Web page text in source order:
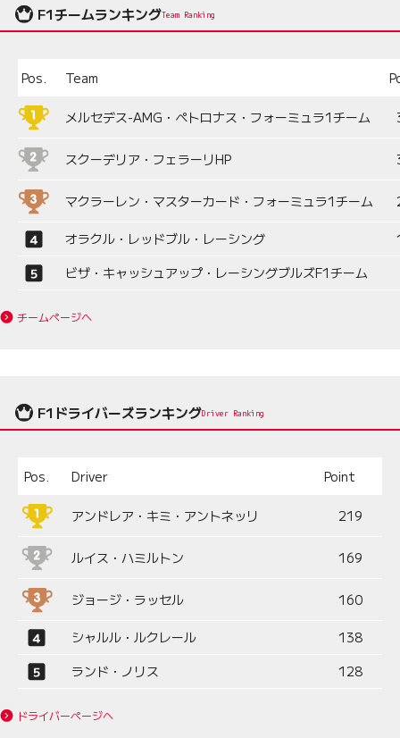
F1チームランキングTeam Ranking
Pos. Team
メルセデス-AMG・ペトロナス・フォーミュラ1チーム
スクーデリア・フェラーリHP
マクラーレン・マスターカード・フォーミュラ1チーム
オラクル・レッドブル・レーシング
ビザ・キャッシュアップ・レーシングブルズF1チーム
チームページへ
F1ドライバーズランキングDriver Ranking
Pos. Driver Point
アンドレア・キミ・アントネッリ 219
ルイス・ハミルトン 169
ジョージ・ラッセル 160
シャルル・ルクレール
138
ランド・ノリス
128
ドライバーページへ